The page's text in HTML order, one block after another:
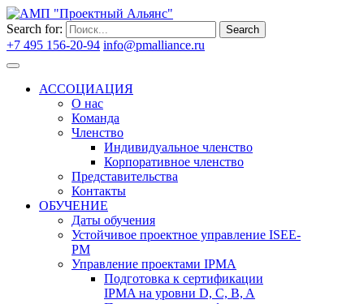
Search for: Search
+7 495 156-20-94 info@pmalliance.ru
АССОЦИАЦИЯ
О нас
Команда
Членство
Индивидуальное членство
Корпоративное членство
Представительства
Контакты
ОБУЧЕНИЕ
Даты обучения
Устойчивое проектное управление ISEE-
PM
Управление проектами IPMA
Подготовка к сертификации
IPMA на уровни D, C, B, A